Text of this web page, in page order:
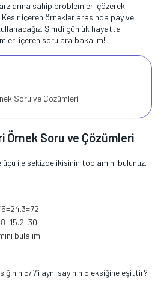
sahip problemleri çözerek
içeren örnekler arasında pay ve
Şimdi günlük hayatta
içeren sorulara bakalım!
Soru ve Çözümleri
Örnek Soru ve Çözümleri
üçü ile sekizde ikisinin toplamını bulunuz.
5=24.3=72
bulalım.
5/7’i aynı sayının 5 eksiğine eşittir?